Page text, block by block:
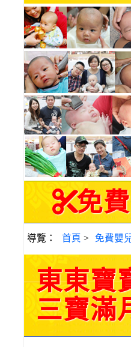
免費
導覽： 首頁 > 免費嬰
東東寶
三寶滿